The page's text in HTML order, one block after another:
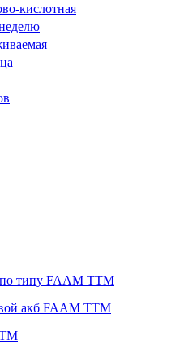
кислотная
по типу FAAM TTM
акб FAAM TTM